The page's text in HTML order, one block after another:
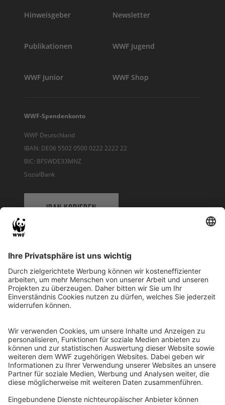
Hinweisgeber Newsletter
Publikationen WWF Jugend
WWF Junior WWF Shop
WWF-Spendenkonto
WWF Deutschland
IBAN: DE06 5502 0500 0222 2222 22
BIC: BFSWDE33MNZ
SozialBank
IBAN KOPIEREN
WWF Deutschland
Reinhardtstr. 18
10117 Berlin
Ihre Spende kann steuerlich geltend gemacht werden
Registriert als Stiftung WWF Deutschland, Senatsverwaltung für
Justiz Berlin, Az: 3416/976/2
Umsatzsteuer-Identifikationsnummer: DE 114236103
Freistellungsbescheid: Als gemeinnützige Körperschaft befreit